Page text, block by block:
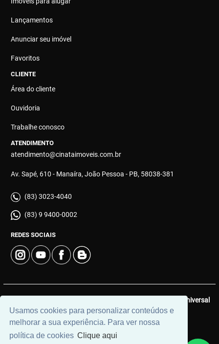
Usamos cookies para personalizar conteúdos e
melhorar a sua experiência. Para ver nossa
política de cookies Clique aqui
Lançamentos
Anunciar seu imóvel
Favoritos
CLIENTE
Área do cliente
Ouvidoria
Trabalhe conosco
ATENDIMENTO
atendimento@cinataimoveis.com.br
Av. Sapé, 610 - Manaíra, João Pessoa - PB, 58038-381
(83) 3023-4040
(83) 9 9400-0002
REDES SOCIAIS
Universal
Software.